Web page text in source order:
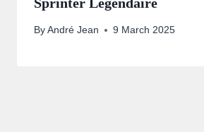
By André Jean 9 March 2025